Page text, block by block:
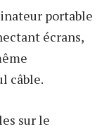
portable
écrans,
câble.
sur le